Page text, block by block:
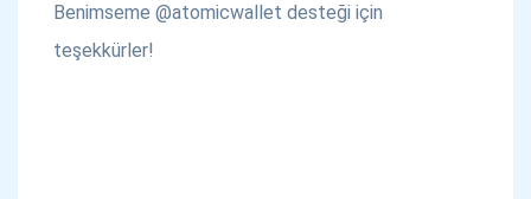
Benimseme @atomicwallet desteği için
teşekkürler!